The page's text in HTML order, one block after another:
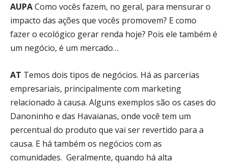
AUPAComo vocês fazem, no geral, para mensurar o
impacto das ações que vocês promovem? E como
fazer o ecológico gerar renda hoje? Pois ele também é
um negócio, é um mercado…
AT Temos dois tipos de negócios. Há as parcerias
empresariais, principalmente com marketing
relacionado à causa. Alguns exemplos são os cases do
Danoninho e das Havaianas, onde você tem um
percentual do produto que vai ser revertido para a
causa. E há também os negócios com as
comunidades. Geralmente, quando há alta